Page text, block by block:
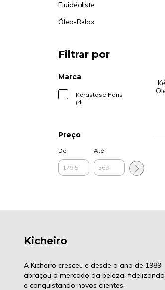
Fluidéaliste
Óleo-Relax
Filtrar por
Marca
Kérastase Paris
(4)
Preço
De Até
Kicheiro
A Kicheiro cresceu e desde o ano de 1989
abraçou o mercado da beleza, fidelizando
e conquistando novos clientes.